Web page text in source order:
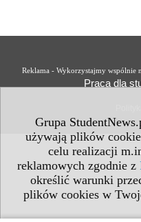
Grupa
używają plików
celu realizacji
reklamowych zgodnie z
określić warunki
plików cookies w
Reklama - Wykorzystajmy wspólnie
Praca dla